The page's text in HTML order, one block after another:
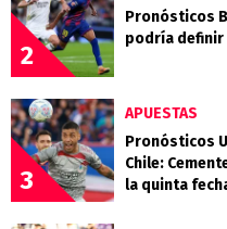
2
Pronósticos
podría definir
3
APUESTAS
Pronósticos
Chile:
la quinta